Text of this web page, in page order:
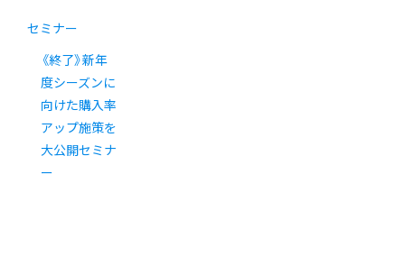
セミナー
《終了》新年
度シーズンに
向けた購入率
アップ施策を
大公開セミナ
ー